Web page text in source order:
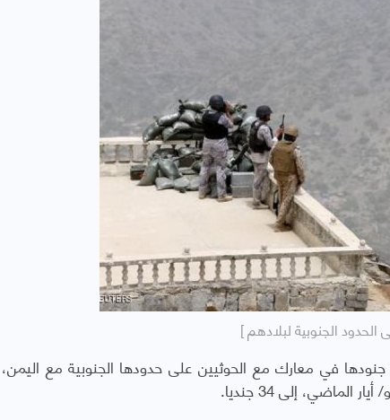
الجنوبية لبلادهم ]
في معارك مع الحوثيين على حدودها الجنوبية مع اليمن،
إلى 34 جنديا.